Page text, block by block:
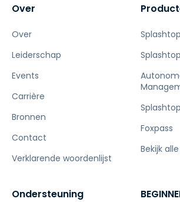
Over
Over
Leiderschap
Events
Carrière
Bronnen
Contact
Verklarende woordenlijst
Foxpass
Bekijk
Ondersteuning